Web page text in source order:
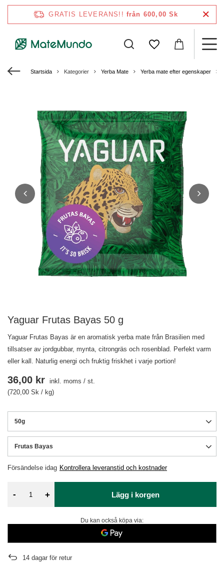
GRATIS LEVERANS!! från 600,00 Sk
Startsida Kategorier Yerba Mate Yerba mate efter egenskaper
Yaguar Frutas Bayas 50 g
Yaguar Frutas Bayas är en aromatisk yerba mate från Brasilien med
tillsatser av jordgubbar, mynta, citrongräs och rosenblad. Perfekt varm
eller kall. Naturlig energi och fruktig friskhet i varje portion!
50g
Frutas Bayas
Försändelse idag Kontrollera leveranstid och kostnader
36,00 kr inkl. moms / st.
(720,00 Sk / kg)
- + Lägg i korgen
Du kan också köpa via:
14 dagar för retur